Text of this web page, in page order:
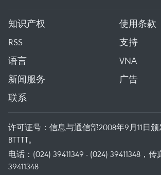
知识产权
使用条款
RSS
支持
语言
VNA
新闻服务
广告
联系
许可证号：信息与通信部2008年9月11日颁
BTTTT。
电话：(024) 39411349 - (024) 39411348，传
39411348